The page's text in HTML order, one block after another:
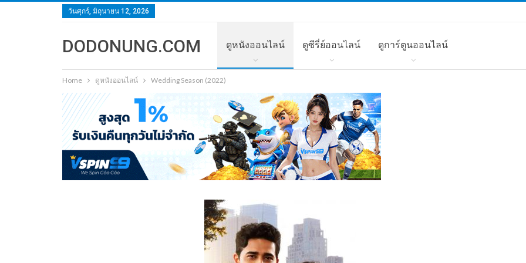
วันศุกร์, มิถุนายน 12, 2026
DODONUNG.COM ดูหนังออนไลน์ ดูซีรี่ย์ออนไลน์ ดูการ์ตูนออนไลน์
Home ดูหนังออนไลน์ Wedding Season (2022)